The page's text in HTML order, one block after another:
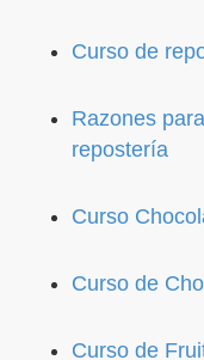
Curso de
Razones
repostería
Curso
Curso de
Curso de